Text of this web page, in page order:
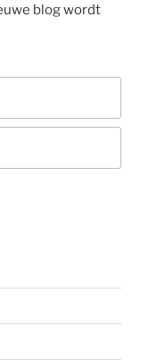
blog wordt